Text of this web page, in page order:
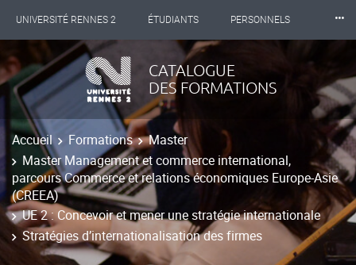
UNIVERSITÉ RENNES 2 ÉTUDIANTS PERSONNELS
INTERNATIONAL PROFESSIONNELS
LES NOUVELLES DE RENNES 2
⸱⸱⸱
CATALOGUE
DES FORMATIONS
Accueil Formations
Master
Master Management et commerce international,
parcours Commerce et relations économiques Europe-Asie
(CREEA)
UE 2 : Concevoir et mener une stratégie internationale
Stratégies d’internationalisation des firmes